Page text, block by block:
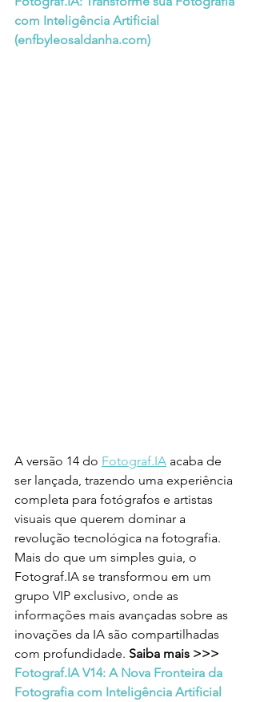
com Inteligência Artificial
(enfbyleosaldanha.com)
A versão 14 do Fotograf.IA acaba de
ser lançada, trazendo uma experiência
completa para fotógrafos e artistas
visuais que querem dominar a
revolução tecnológica na fotografia.
Mais do que um simples guia, o
Fotograf.IA se transformou em um
grupo VIP exclusivo, onde as
informações mais avançadas sobre as
inovações da IA são compartilhadas
com profundidade. Saiba mais >>>
Fotograf.IA V14: A Nova Fronteira da
Fotografia com Inteligência Artificial